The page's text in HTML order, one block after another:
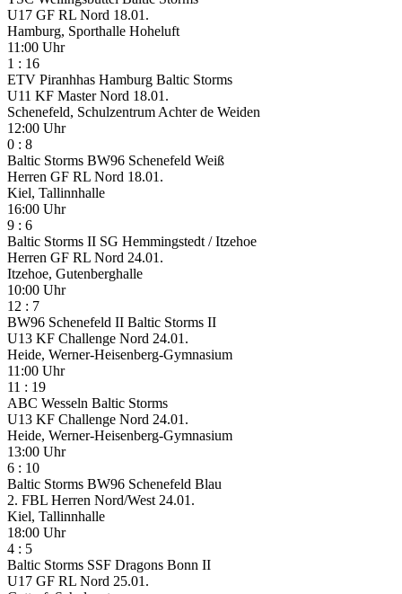
U17 GF RL Nord 18.01.
Hamburg, Sporthalle Hoheluft
11:00 Uhr
1 : 16
ETV Piranhhas Hamburg Baltic Storms
U11 KF Master Nord 18.01.
Schenefeld, Schulzentrum Achter de Weiden
12:00 Uhr
0 : 8
Baltic Storms BW96 Schenefeld Weiß
Herren GF RL Nord 18.01.
Kiel, Tallinnhalle
16:00 Uhr
9 : 6
Baltic Storms II SG Hemmingstedt / Itzehoe
Herren GF RL Nord 24.01.
Itzehoe, Gutenberghalle
10:00 Uhr
12 : 7
BW96 Schenefeld II Baltic Storms II
U13 KF Challenge Nord 24.01.
Heide, Werner-Heisenberg-Gymnasium
11:00 Uhr
11 : 19
ABC Wesseln Baltic Storms
U13 KF Challenge Nord 24.01.
Heide, Werner-Heisenberg-Gymnasium
13:00 Uhr
6 : 10
Baltic Storms BW96 Schenefeld Blau
2. FBL Herren Nord/West 24.01.
Kiel, Tallinnhalle
18:00 Uhr
4 : 5
Baltic Storms SSF Dragons Bonn II
U17 GF RL Nord 25.01.